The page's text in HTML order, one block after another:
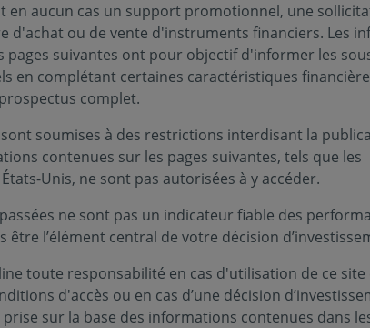
Covéa, groupe réunissant
en aucun cas un support promotionnel, une
d'achat ou de vente d'instruments financiers. Les
pages suivantes ont pour objectif d'informer les
en complétant certaines caractéristiques
complet.
soumises à des restrictions interdisant la
contenues sur les pages suivantes, tels que les
Unis, ne sont pas autorisées à y accéder.
ne sont pas un indicateur fiable des
être l’élément central de votre décision
toute responsabilité en cas d'utilisation de ce
d'accès ou en cas d’une décision
sur la base des informations contenues dans